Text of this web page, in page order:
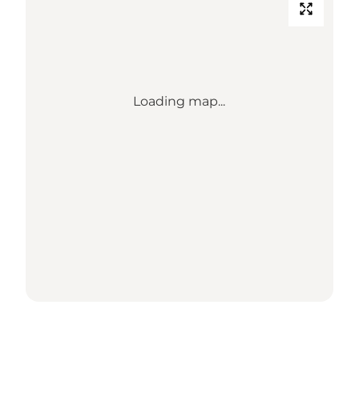
Loading map...